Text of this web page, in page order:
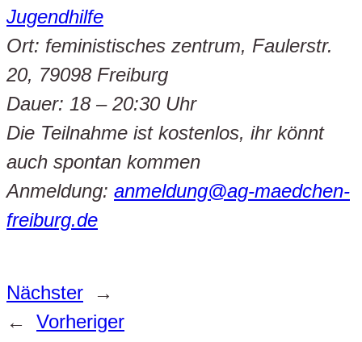
Jugendhilfe
Ort: feministisches zentrum, Faulerstr.
20, 79098 Freiburg
Dauer: 18 – 20:30 Uhr
Die Teilnahme ist kostenlos, ihr könnt
auch spontan kommen
Anmeldung: anmeldung@ag-maedchen-
freiburg.de
Nächster
→
←
Vorheriger